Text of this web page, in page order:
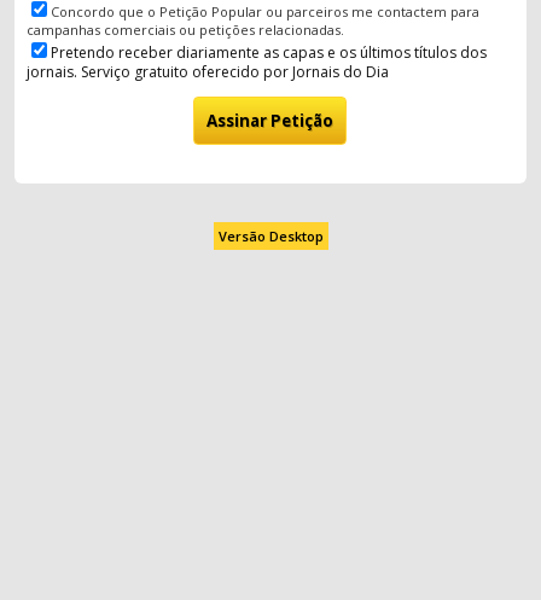
Concordo que o Petição Popular ou parceiros me contactem para
campanhas comerciais ou petições relacionadas.
Pretendo receber diariamente as capas e os últimos títulos dos
jornais. Serviço gratuito oferecido por Jornais do Dia
Versão Desktop